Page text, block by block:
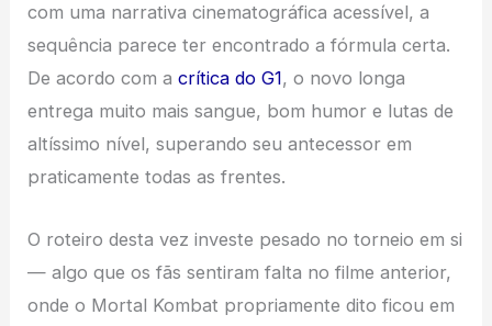
com uma narrativa cinematográfica acessível, a
sequência parece ter encontrado a fórmula certa.
De acordo com acrítica do G1, o novo longa
entrega muito mais sangue, bom humor e lutas de
altíssimo nível, superando seu antecessor em
praticamente todas as frentes.
O roteiro desta vez investe pesado no torneio em si
— algo que os fãs sentiram falta no filme anterior,
onde o Mortal Kombat propriamente dito ficou em